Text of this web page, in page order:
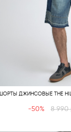
ШОРТЫ ДЖИНСОВЫЕ THE
-50% 8 990